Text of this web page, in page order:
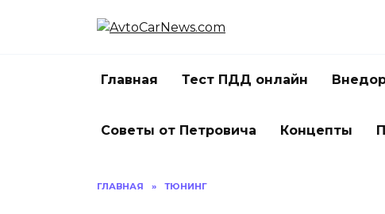
Главная Тест ПДД онлайн
Советы от Петровича Концепты
ГЛАВНАЯ » ТЮНИНГ